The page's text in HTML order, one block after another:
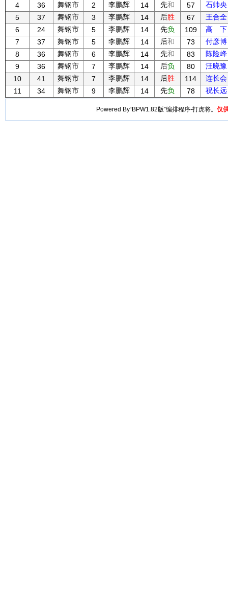
4
36 舞钢市 2 李鹏辉 14 先和 57
石帅央
5
37 舞钢市 3 李鹏辉 14 后胜 67
王合全
6
24 舞钢市 5 李鹏辉 14 先负 109
高 下
7
37 舞钢市 5 李鹏辉 14 后和 73
付彦博
8
36 舞钢市 6 李鹏辉 14 先和 83
陈险峰
9
36 舞钢市 7 李鹏辉 14 后负 80
汪晓豫
10
41 舞钢市 7 李鹏辉 14 后胜 114
连长会
11
34 舞钢市 9 李鹏辉 14 先负 78 祝长远
Powered By“BPW1.82版”编排程序-打虎将。 仅